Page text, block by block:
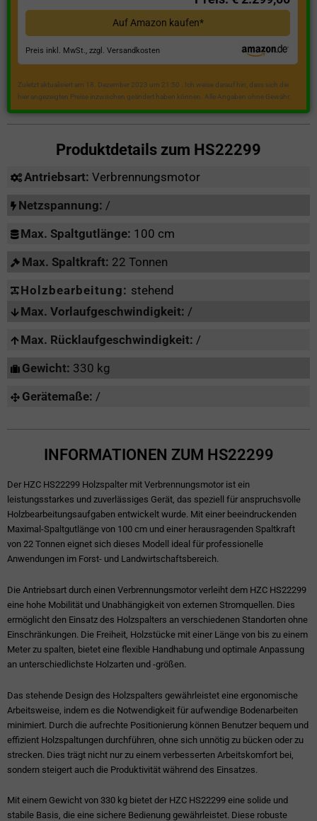
Auf Amazon kaufen*
Preis inkl. MwSt., zzgl. Versandkosten
Zuletzt aktualisiert am 18. Dezember 2023 um 21:50 . Ich weise darauf hin, dass sich die
hier angezeigten Preise inzwischen geändert haben können. Alle Angaben ohne Gewähr.
Produktdetails zum HS22299
Antriebsart: Verbrennungsmotor
Netzspannung: /
Max. Spaltgutlänge: 100 cm
Max. Spaltkraft: 22 Tonnen
Holzbearbeitung: stehend
Max. Vorlaufgeschwindigkeit: /
Max. Rücklaufgeschwindigkeit: /
Gewicht: 330 kg
Gerätemaße: /
INFORMATIONEN ZUM HS22299
Der HZC HS22299 Holzspalter mit Verbrennungsmotor ist ein
leistungsstarkes und zuverlässiges Gerät, das speziell für anspruchsvolle
Holzbearbeitungsaufgaben entwickelt wurde. Mit einer beeindruckenden
Maximal-Spaltgutlänge von 100 cm und einer herausragenden Spaltkraft
von 22 Tonnen eignet sich dieses Modell ideal für professionelle
Anwendungen im Forst- und Landwirtschaftsbereich.
Die Antriebsart durch einen Verbrennungsmotor verleiht dem HZC HS22299
eine hohe Mobilität und Unabhängigkeit von externen Stromquellen. Dies
ermöglicht den Einsatz des Holzspalters an verschiedenen Standorten ohne
Einschränkungen. Die Freiheit, Holzstücke mit einer Länge von bis zu einem
Meter zu spalten, bietet eine flexible Handhabung und optimale Anpassung
an unterschiedlichste Holzarten und -größen.
Das stehende Design des Holzspalters gewährleistet eine ergonomische
Arbeitsweise, indem es die Notwendigkeit für aufwendige Bodenarbeiten
minimiert. Durch die aufrechte Positionierung können Benutzer bequem und
effizient Holzspaltungen durchführen, ohne sich unnötig zu bücken oder zu
strecken. Dies trägt nicht nur zu einem verbesserten Arbeitskomfort bei,
sondern steigert auch die Produktivität während des Einsatzes.
Mit einem Gewicht von 330 kg bietet der HZC HS22299 eine solide und
stabile Basis, die eine sichere Bedienung gewährleistet. Diese robuste